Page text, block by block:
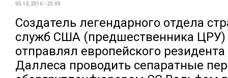
05.10.2016 - 23:00
Создатель легендарного отдела
служб США (предшественника ЦРУ)
отправлял европейского
Даллеса проводить сепаратные